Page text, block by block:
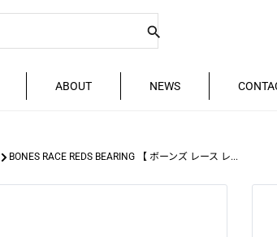
ABOUT NEWS
BONES RACE REDS BEARING 【 ボーンズ レース レ...